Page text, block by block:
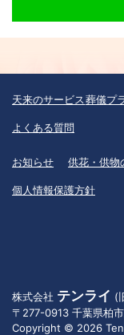
天来のサービス葬儀プ
よくある質問
お知らせ 供花・供物
個人情報保護方針
株式会社 テンライ (
〒277-0913 千葉県柏
Copyright © 2026